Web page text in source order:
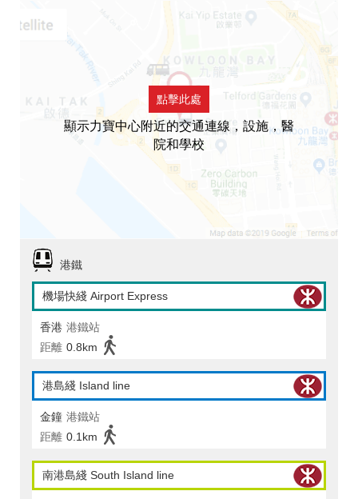
點擊此處
顯示力寶中心附近的交通連線，設施，醫
院和學校
港鐵
機場快綫 Airport Express
香港 港鐵站
距離 0.8km
港島綫 Island line
金鐘 港鐵站
距離 0.1km
南港島綫 South Island line